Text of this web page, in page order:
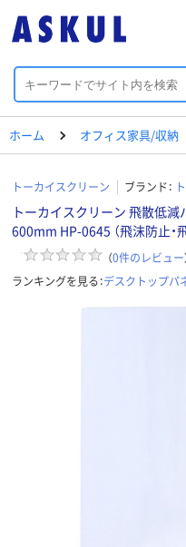
ホーム オフィス家具/収納
トーカイスクリーン ブランド：
トーカイスクリーン 飛散低
600mm HP-0645 （飛沫防止・
（0件のレビュー
ランキングを見る：デスクトップパ